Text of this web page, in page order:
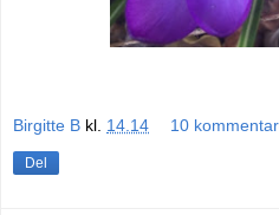
Birgitte B kl. 14.14 10
Del